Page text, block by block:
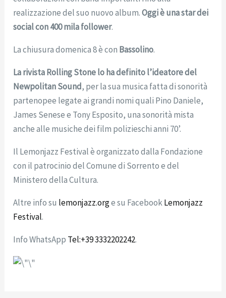
realizzazione del suo nuovo album.Oggi è una star dei
social con 400 mila follower.
La chiusura domenica 8 è con Bassolino.
La rivista Rolling Stone lo ha definito l’ideatore del
Newpolitan Sound, per la sua musica fatta di sonorità
partenopee legate ai grandi nomi quali Pino Daniele,
James Senese e Tony Esposito, una sonorità mista
anche alle musiche dei film polizieschi anni 70’.
Il Lemonjazz Festival è organizzato dalla Fondazione
con il patrocinio del Comune di Sorrento e del
Ministero della Cultura.
Altre info su lemonjazz.orge su FacebookLemonjazz
Festival.
Info WhatsApp Tel:+39 3332202242.